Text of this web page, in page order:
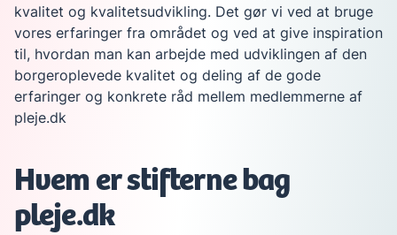
kvalitet og kvalitetsudvikling. Det gør vi ved at bruge
vores erfaringer fra området og ved at give inspiration
til, hvordan man kan arbejde med udviklingen af den
borgeroplevede kvalitet og deling af de gode
erfaringer og konkrete råd mellem medlemmerne af
pleje.dk
Hvem er stifterne bag
pleje.dk